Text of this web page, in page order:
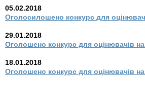
05.02.2018
Оголосилошено конкурс для
29.01.2018
Оголошено конкурс для оцінювачів
18.01.2018
Оголошено конкурс для оцінювачів